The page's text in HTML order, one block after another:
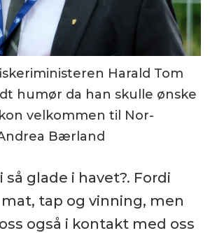
Harald Tom
humør da han skulle ønske
velkommen til Nor-
Bærland
så glade i havet?. Fordi
tap og vinning, men
også i kontakt med oss